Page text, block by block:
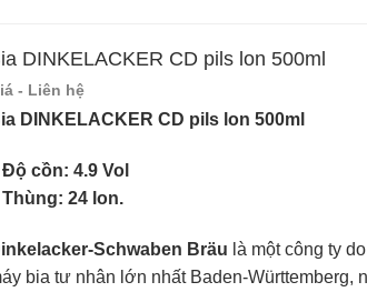
DINKELACKER CD pils lon 500ml
- Liên hệ
DINKELACKER CD pils lon 500ml
cồn: 4.9 Vol
Thùng: 24 lon.
Schwaben Bräu là một công ty
bia tư nhân lớn nhất Baden-Württemberg,